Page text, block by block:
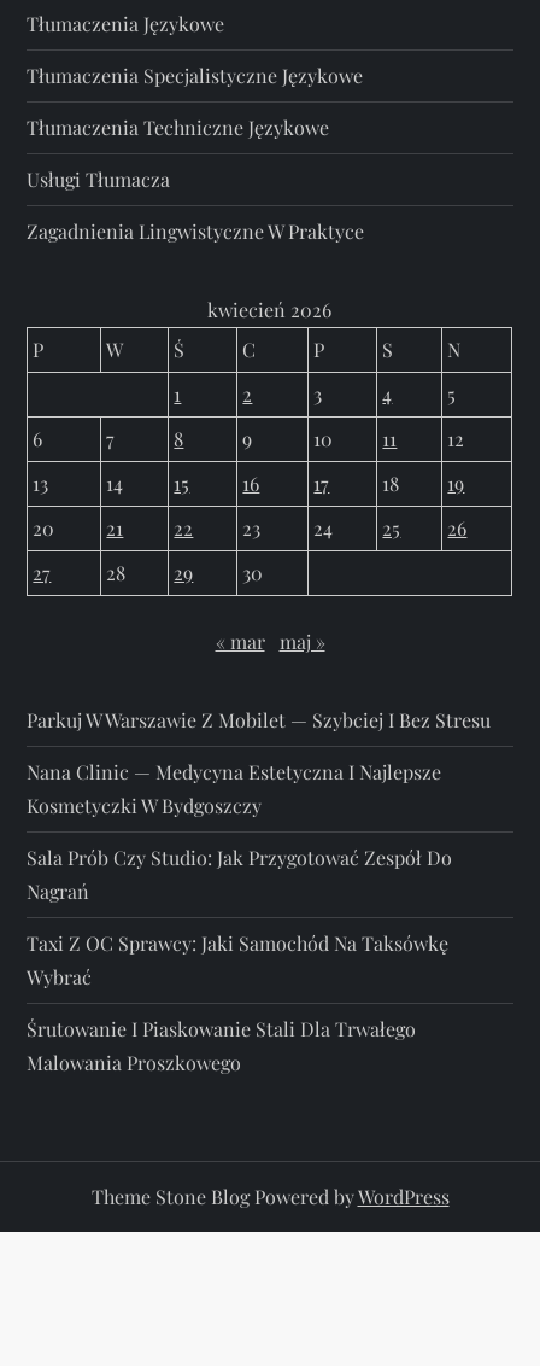
Tłumaczenia Językowe
Tłumaczenia Specjalistyczne Językowe
Tłumaczenia Techniczne Językowe
Usługi Tłumacza
Zagadnienia Lingwistyczne W Praktyce
kwiecień 2026
P
W Ś C P S
N
1
2 3 4
5
6
7 8 9 10 11
12
13
14 15 16 17 18
19
20
21 22 23 24 25
26
27
28 29 30
« mar maj »
Parkuj W Warszawie Z Mobilet — Szybciej I Bez Stresu
Nana Clinic — Medycyna Estetyczna I Najlepsze
Kosmetyczki W Bydgoszczy
Sala Prób Czy Studio: Jak Przygotować Zespół Do
Nagrań
Taxi Z OC Sprawcy: Jaki Samochód Na Taksówkę
Wybrać
Śrutowanie I Piaskowanie Stali Dla Trwałego
Malowania Proszkowego
Theme Stone Blog Powered byWordPress